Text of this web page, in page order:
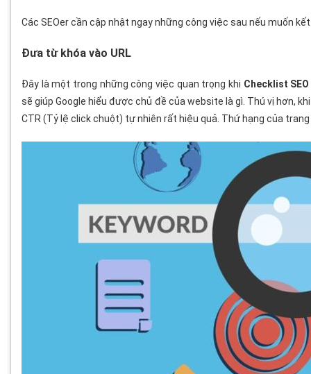
Các SEOer cần cập nhật ngay những công việc sau nếu muốn
Đưa từ khóa vào URL
Đây là một trong những công việc quan trọng khi Checklist SEO
sẽ giúp Google hiểu được chủ đề của website là gì. Thú vị hơn,
CTR (Tỷ lệ click chuột) tự nhiên rất hiệu quả. Thứ hạng của